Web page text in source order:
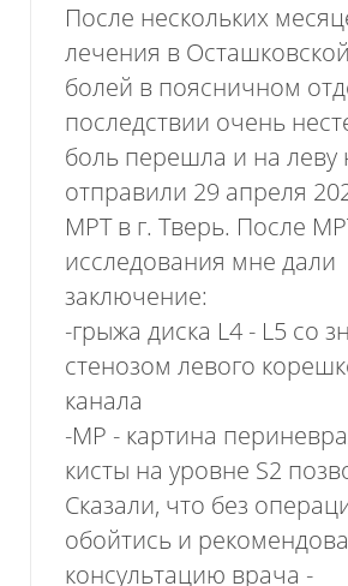
После нескольких
лечения в
болей в поясничном
последствии очень
боль перешла и на леву
отправили 29 апреля
МРТ в г. Тверь. После
исследования мне дали
заключение:
-грыжа диска L4 - L5 со
стенозом левого
канала
-МР - картина
кисты на уровне S2
Сказали, что без
обойтись и
консультацию врача -